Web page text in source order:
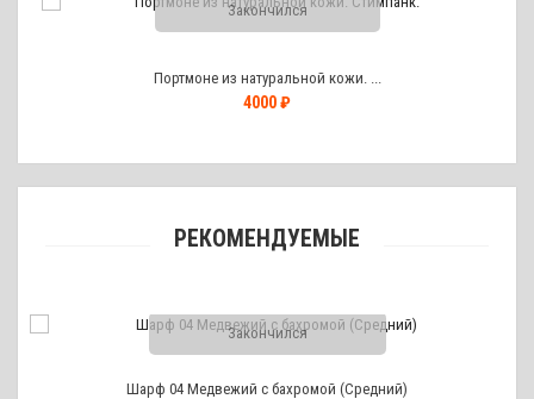
Закончился
Портмоне из натуральной кожи. ...
4000 ₽
РЕКОМЕНДУЕМЫЕ
Закончился
Шарф 04 Медвежий с бахромой (Средний)